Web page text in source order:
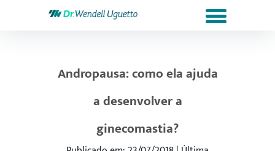
Andropausa: como ela ajuda
a desenvolver a
ginecomastia?